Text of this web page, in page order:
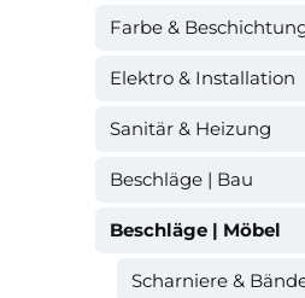
Farbe &
Elektro & Installation
Sanitär & Heizung
Beschläge | Bau
Beschläge | Möbel
Scharniere &